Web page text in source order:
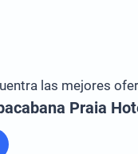
las mejores
Praia